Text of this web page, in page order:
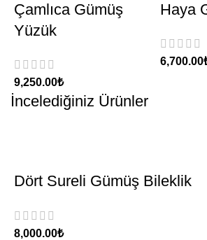
Çamlıca Gümüş
Yüzük
₺
Haya
İncelediğiniz Ürünler
Dört Sureli Gümüş Bileklik
₺